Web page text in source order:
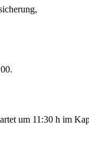
um 11:30 h im